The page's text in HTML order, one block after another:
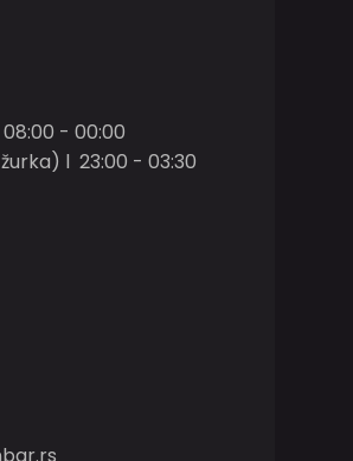
- 00:00
l 23:00 - 03:30